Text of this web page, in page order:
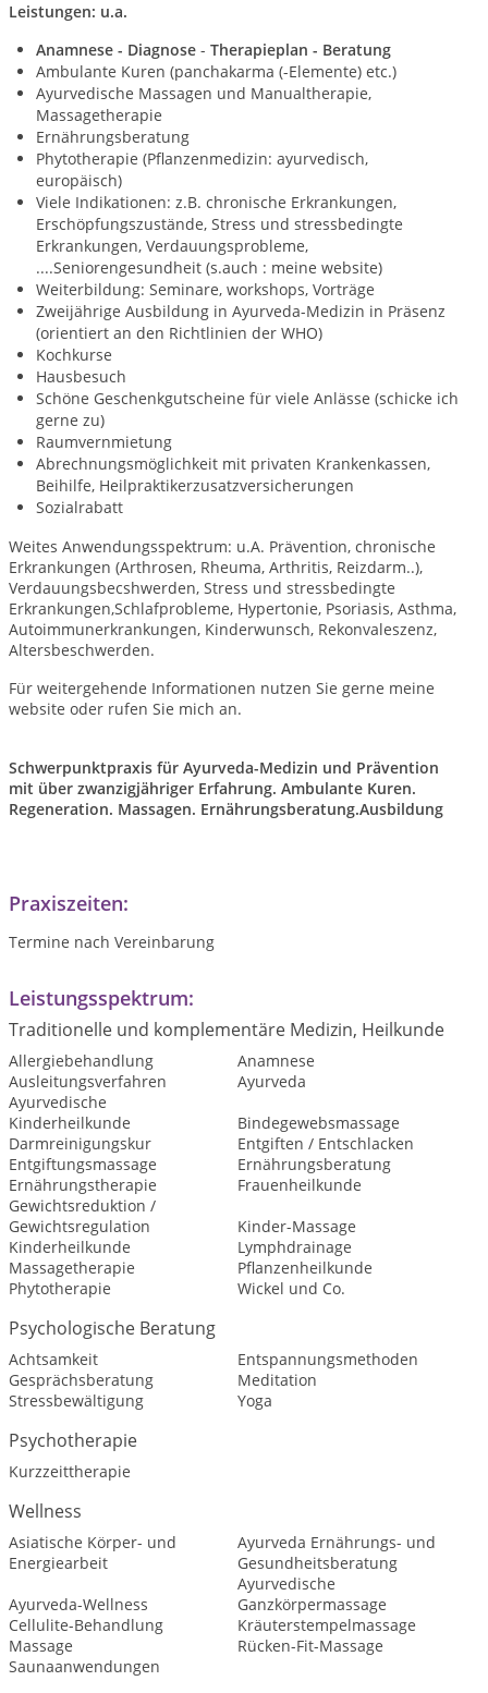
Leistungen: u.a.
Anamnese - Diagnose - Therapieplan - Beratung
Ambulante Kuren (panchakarma (-Elemente) etc.)
Ayurvedische Massagen und Manualtherapie,
Massagetherapie
Ernährungsberatung
Phytotherapie (Pflanzenmedizin: ayurvedisch,
europäisch)
Viele Indikationen: z.B. chronische Erkrankungen,
Erschöpfungszustände, Stress und stressbedingte
Erkrankungen, Verdauungsprobleme,
....Seniorengesundheit (s.auch : meine website)
Weiterbildung: Seminare, workshops, Vorträge
Zweijährige Ausbildung in Ayurveda-Medizin in Präsenz
(orientiert an den Richtlinien der WHO)
Kochkurse
Hausbesuch
Schöne Geschenkgutscheine für viele Anlässe (schicke ich
gerne zu)
Raumvernmietung
Abrechnungsmöglichkeit mit privaten Krankenkassen,
Beihilfe, Heilpraktikerzusatzversicherungen
Sozialrabatt
Weites Anwendungsspektrum: u.A. Prävention, chronische
Erkrankungen (Arthrosen, Rheuma, Arthritis, Reizdarm..),
Verdauungsbecshwerden, Stress und stressbedingte
Erkrankungen,Schlafprobleme, Hypertonie, Psoriasis, Asthma,
Autoimmunerkrankungen, Kinderwunsch, Rekonvaleszenz,
Altersbeschwerden.
Für weitergehende Informationen nutzen Sie gerne meine
website oder rufen Sie mich an.
Schwerpunktpraxis für Ayurveda-Medizin und Prävention
mit über zwanzigjähriger Erfahrung. Ambulante Kuren.
Regeneration. Massagen. Ernährungsberatung.Ausbildung
Praxiszeiten:
Termine nach Vereinbarung
Leistungsspektrum:
Traditionelle und komplementäre Medizin, Heilkunde
Allergiebehandlung
Anamnese
Ausleitungsverfahren
Ayurveda
Ayurvedische
Kinderheilkunde
Bindegewebsmassage
Darmreinigungskur
Entgiften / Entschlacken
Entgiftungsmassage
Ernährungsberatung
Ernährungstherapie
Frauenheilkunde
Gewichtsreduktion /
Gewichtsregulation
Kinder-Massage
Kinderheilkunde
Lymphdrainage
Massagetherapie
Pflanzenheilkunde
Phytotherapie
Wickel und Co.
Psychologische Beratung
Achtsamkeit
Entspannungsmethoden
Gesprächsberatung
Meditation
Stressbewältigung
Yoga
Psychotherapie
Kurzzeittherapie
Wellness
Asiatische Körper- und
Energiearbeit
Ayurveda Ernährungs- und
Gesundheitsberatung
Ayurveda-Wellness
Ayurvedische
Ganzkörpermassage
Cellulite-Behandlung
Kräuterstempelmassage
Massage
Rücken-Fit-Massage
Saunaanwendungen